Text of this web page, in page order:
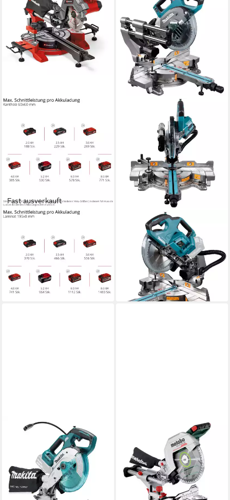
Fast ausverkauft
Gehrungssäge TE-SM 36/8 L
Li-Solo, für kabellose
Sägearbeiten, ohne Akku
254,95 €
lieferbar - in 3-4 Werktagen bei dir
Gehrungssäge Akku-Kapp-
und Gehrungssäge
LS002GZ01 XGT
ab 776,98 €
lieferbar - in 7-9 Werktagen bei dir